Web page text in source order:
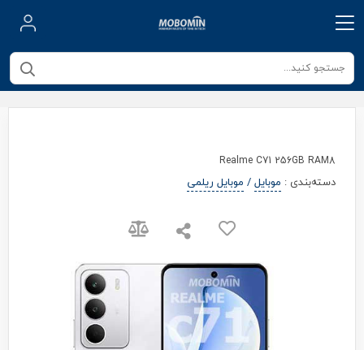
Realme C71 256GB RAM8
دسته‌بندی : موبایل/ موبایل ریلمی